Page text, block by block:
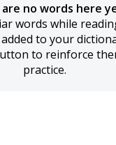
no words here
words while
to your
to reinforce
practice.